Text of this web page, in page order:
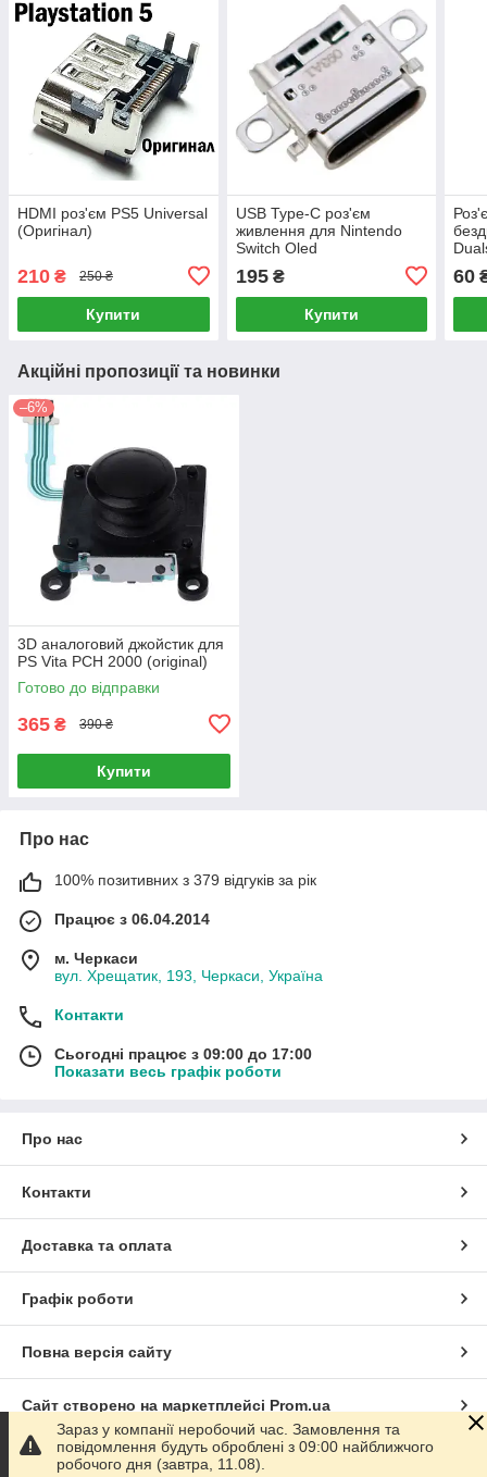
HDMI роз'єм PS5 Universal
(Оригінал)
210 ₴ 250 ₴
Купити
USB Type-C роз'єм
живлення для Nintendo
Switch Oled
195₴
Купити
60
Акційні пропозиції та новинки
–6%
3D аналоговий джойстик для
PS Vita PCH 2000 (original)
Готово до відправки
365 ₴ 390 ₴
Купити
Про нас
100% позитивних з 379 відгуків за рік
Працює з 06.04.2014
м. Черкаси
вул. Хрещатик, 193, Черкаси, Україна
Контакти
Сьогодні працює з 09:00 до 17:00
Показати весь графік роботи
Про нас
Контакти
Доставка та оплата
Графік роботи
Повна версія сайту
Сайт створено на маркетплейсі Prom.ua
Політика конфіденційності
Зараз у компанії неробочий час. Замовлення та
повідомлення будуть оброблені з 09:00 найближчого
робочого дня (завтра, 11.08).